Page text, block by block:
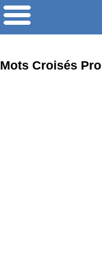
Mots Croisés Pro